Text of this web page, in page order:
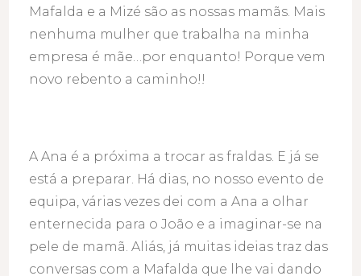
Mafalda e a Mizé são as nossas mamãs. Mais
nenhuma mulher que trabalha na minha
empresa é mãe…por enquanto! Porque vem
novo rebento a caminho!!
A Ana é a próxima a trocar as fraldas. E já se
está a preparar. Há dias, no nosso evento de
equipa, várias vezes dei com a Ana a olhar
enternecida para o João e a imaginar-se na
pele de mamã. Aliás, já muitas ideias traz das
conversas com a Mafalda que lhe vai dando